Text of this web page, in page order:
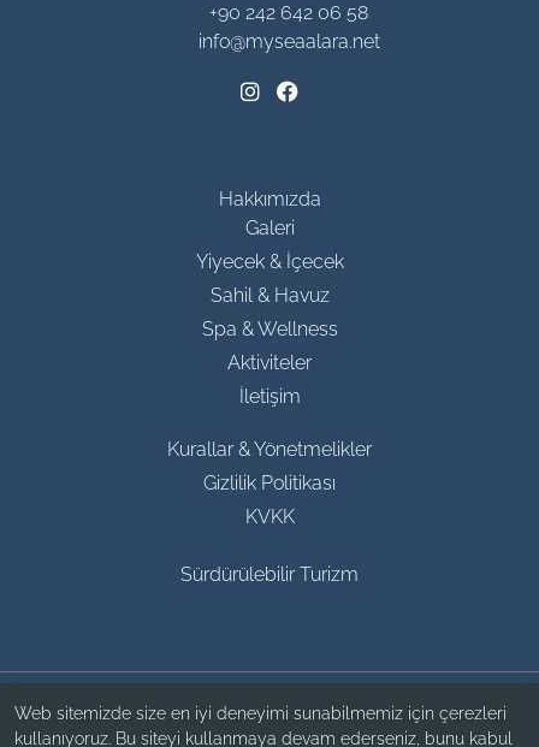
Web sitemizde size en iyi deneyimi sunabilmemiz için çerezleri
kullanıyoruz. Bu siteyi kullanmaya devam ederseniz, bunu kabul
+90 242 642 06 58
info@myseaalara.net
Hakkımızda
Galeri
Yiyecek & İçecek
Sahil & Havuz
Spa & Wellness
Aktiviteler
İletişim
Kurallar & Yönetmelikler
Gizlilik Politikası
KVKK
Sürdürülebilir Turizm